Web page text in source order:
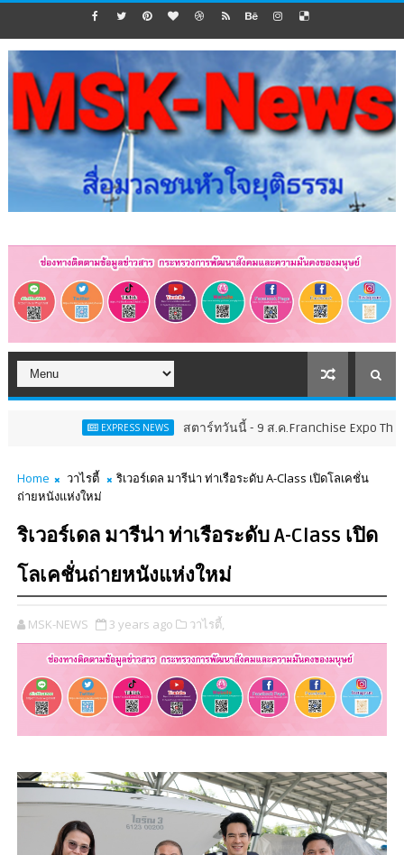
EXPRESS NEWS สตาร์ทวันนี้ - 9 ส.ค.Franchise Expo Thailand &
Home วาไรตี้
ริเวอร์เดล มารีน่า ท่าเรือระดับ A-Class เปิดโลเคชั่น
ถ่ายหนังแห่งใหม่
ริเวอร์เดล มารีน่า ท่าเรือระดับ A-Class เปิด
โลเคชั่นถ่ายหนังแห่งใหม่
MSK-NEWS 3 years ago วาไรตี้,